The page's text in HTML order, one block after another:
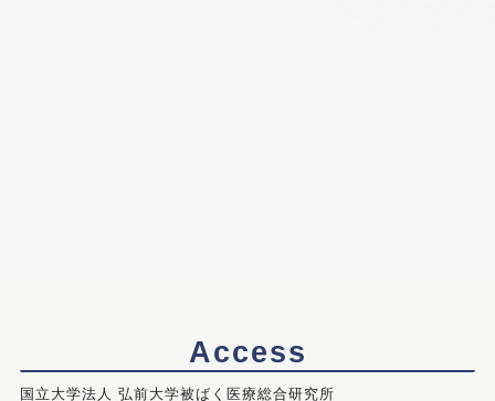
Access
国立大学法人 弘前大学被ばく医療総合研究所